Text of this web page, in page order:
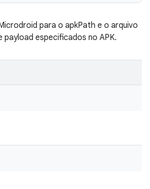
para o apkPath e o arquivo
payload especificados no APK.